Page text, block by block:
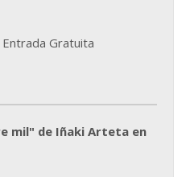
Entrada Gratuita
mil" de Iñaki Arteta en